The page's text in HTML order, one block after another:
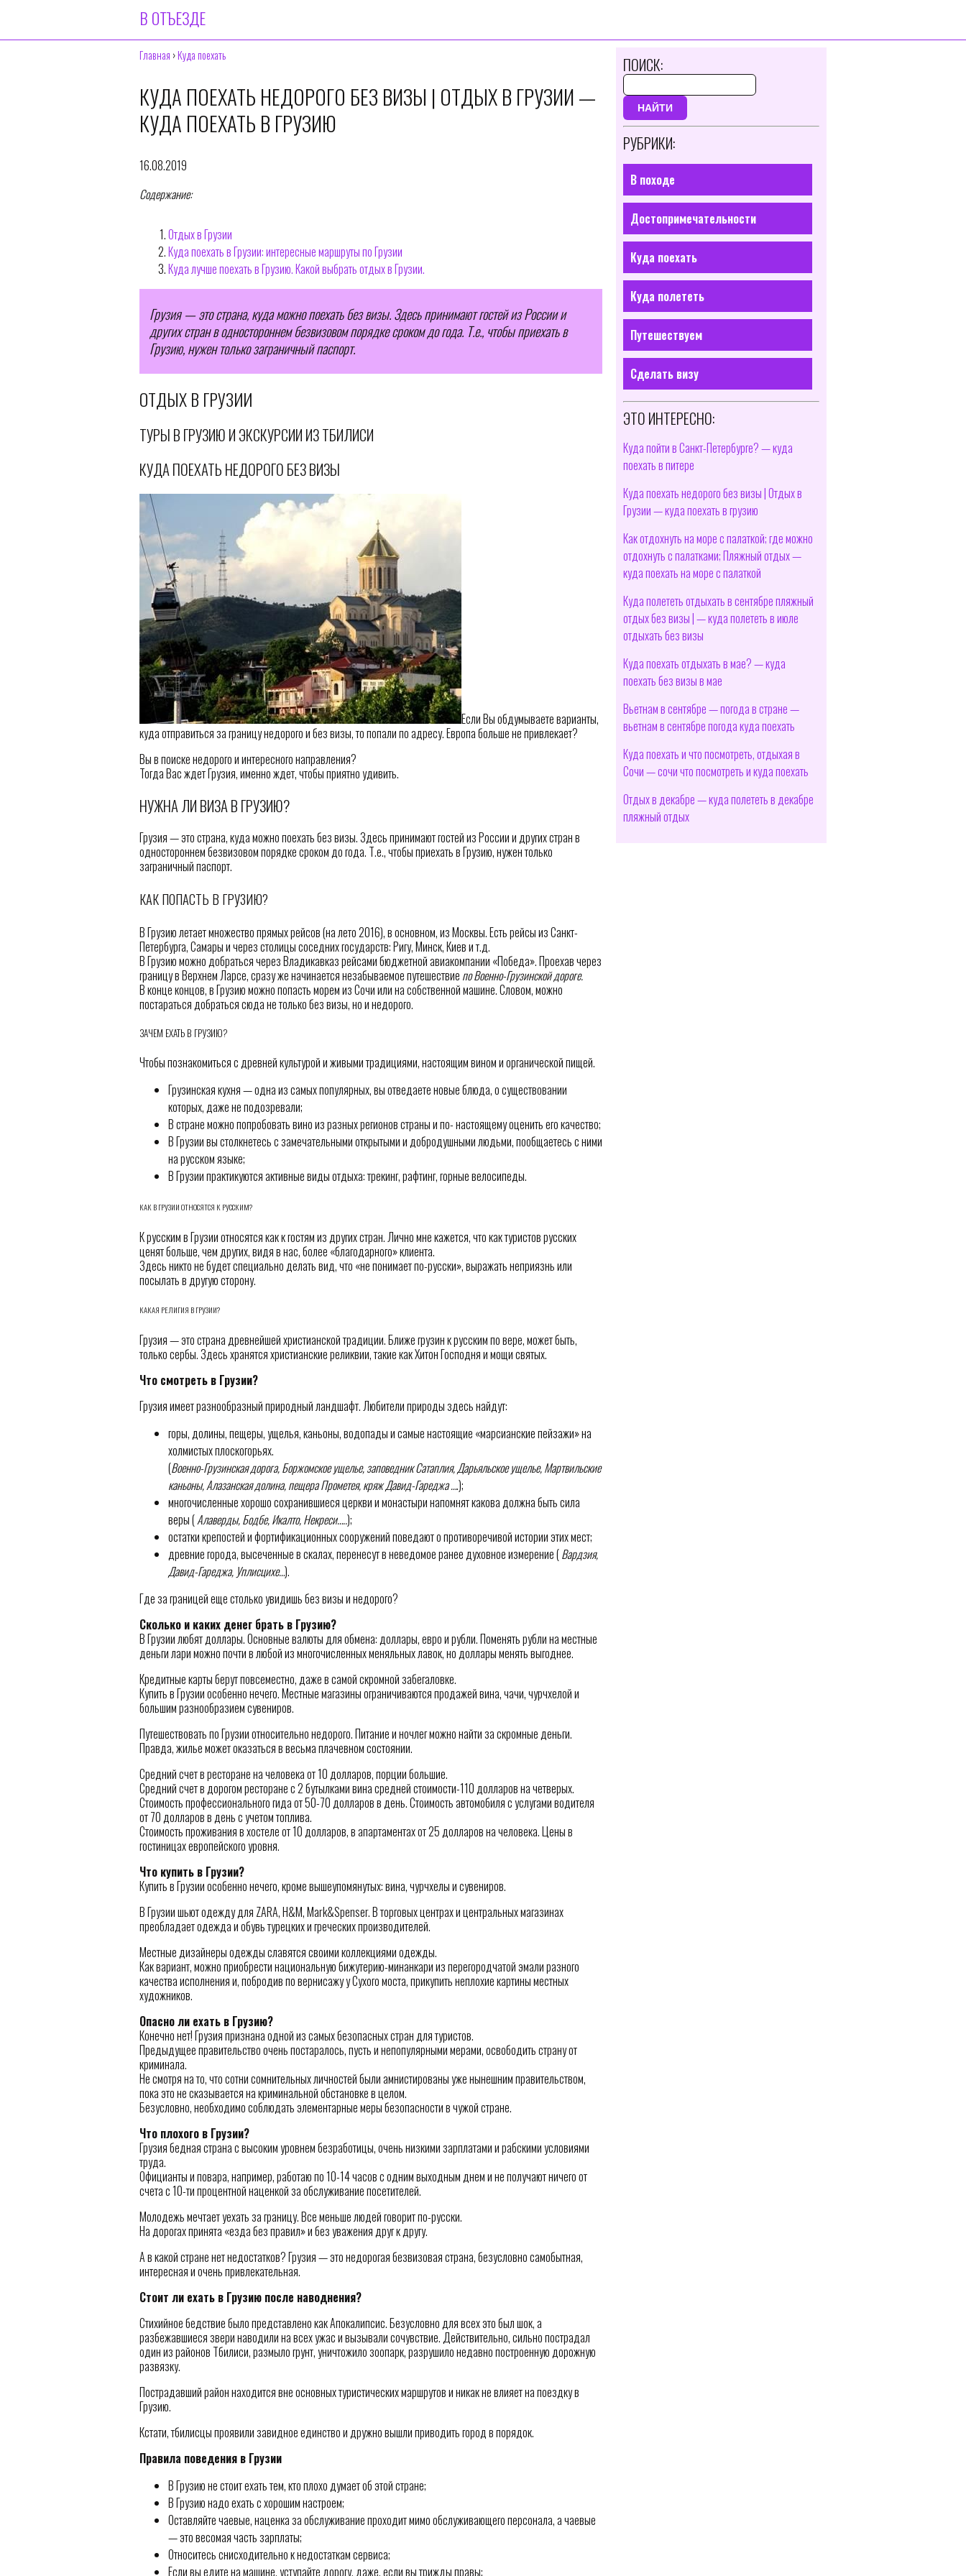
В ОТЪЕЗДЕ
Главная ›Куда поехать
КУДА ПОЕХАТЬ НЕДОРОГО БЕЗ ВИЗЫ | ОТДЫХ В ГРУЗИИ —
КУДА ПОЕХАТЬ В ГРУЗИЮ
16.08.2019
Содержание:
Отдых в Грузии
Куда поехать в Грузии: интересные маршруты по Грузии
Куда лучше поехать в Грузию. Какой выбрать отдых в Грузии.
Грузия — это страна, куда можно поехать без визы. Здесь принимают гостей из России и
других стран в одностороннем безвизовом порядке сроком до года. Т.е., чтобы приехать в
Грузию, нужен только заграничный паспорт.
ОТДЫХ В ГРУЗИИ
ТУРЫ В ГРУЗИЮ И ЭКСКУРСИИ ИЗ ТБИЛИСИ
КУДА ПОЕХАТЬ НЕДОРОГО БЕЗ ВИЗЫ
Если Вы обдумываете варианты,
куда отправиться за границу недорого и без визы, то попали по адресу. Европа больше не привлекает?
Вы в поиске недорого и интересного направления?
Тогда Вас ждет Грузия, именно ждет, чтобы приятно удивить.
НУЖНА ЛИ ВИЗА В ГРУЗИЮ?
Грузия — это страна, куда можно поехать без визы. Здесь принимают гостей из России и других стран в
одностороннем безвизовом порядке сроком до года. Т.е., чтобы приехать в Грузию, нужен только
заграничный паспорт.
КАК ПОПАСТЬ В ГРУЗИЮ?
В Грузию летает множество прямых рейсов (на лето 2016), в основном, из Москвы. Есть рейсы из Санкт-
Петербурга, Самары и через столицы соседних государств: Ригу, Минск, Киев и т.д.
В Грузию можно добраться через Владикавказ рейсами бюджетной авиакомпании «Победа». Проехав через
границу в Верхнем Ларсе, сразу же начинается незабываемое путешествие по Военно-Грузинской дороге.
В конце концов, в Грузию можно попасть морем из Сочи или на собственной машине. Словом, можно
постараться добраться сюда не только без визы, но и недорого.
ЗАЧЕМ ЕХАТЬ В ГРУЗИЮ?
Чтобы познакомиться с древней культурой и живыми традициями, настоящим вином и органической пищей.
Грузинская кухня — одна из самых популярных, вы отведаете новые блюда, о существовании
которых, даже не подозревали;
В стране можно попробовать вино из разных регионов страны и по- настоящему оценить его качество;
В Грузии вы столкнетесь с замечательными открытыми и добродушными людьми, пообщаетесь с ними
на русском языке;
В Грузии практикуются активные виды отдыха: трекинг, рафтинг, горные велосипеды.
КАК В ГРУЗИИ ОТНОСЯТСЯ К РУССКИМ?
К русским в Грузии относятся как к гостям из других стран. Лично мне кажется, что как туристов русских
ценят больше, чем других, видя в нас, более «благодарного» клиента.
Здесь никто не будет специально делать вид, что «не понимает по-русски», выражать неприязнь или
посылать в другую сторону.
КАКАЯ РЕЛИГИЯ В ГРУЗИИ?
Грузия — это страна древнейшей христианской традиции. Ближе грузин к русским по вере, может быть,
только сербы. Здесь хранятся христианские реликвии, такие как Хитон Господня и мощи святых.
Что смотреть в Грузии?
Грузия имеет разнообразный природный ландшафт. Любители природы здесь найдут:
горы, долины, пещеры, ущелья, каньоны, водопады и самые настоящие «марсианские пейзажи» на
холмистых плоскогорьях.
(Военно-Грузинская дорога, Боржомское ущелье, заповедник Сатаплия, Дарьяльское ущелье, Мартвильские
каньоны, Алазанская долина, пещера Прометея, кряж Давид-Гареджа ….);
многочисленные хорошо сохранившиеся церкви и монастыри напомнят какова должна быть сила
веры (Алаверды, Бодбе, Икалто, Некреси…..);
остатки крепостей и фортификационных сооружений поведают о противоречивой истории этих мест;
древние города, высеченные в скалах, перенесут в неведомое ранее духовное измерение (Вардзия,
Давид-Гареджа, Уплисцихе…).
Где за границей еще столько увидишь без визы и недорого?
Сколько и каких денег брать в Грузию?
В Грузии любят доллары. Основные валюты для обмена: доллары, евро и рубли. Поменять рубли на местные
деньги лари можно почти в любой из многочисленных меняльных лавок, но доллары менять выгоднее.
Кредитные карты берут повсеместно, даже в самой скромной забегаловке.
Купить в Грузии особенно нечего. Местные магазины ограничиваются продажей вина, чачи, чурчхелой и
большим разнообразием сувениров.
Путешествовать по Грузии относительно недорого. Питание и ночлег можно найти за скромные деньги.
Правда, жилье может оказаться в весьма плачевном состоянии.
Средний счет в ресторане на человека от 10 долларов, порции большие.
Средний счет в дорогом ресторане с 2 бутылками вина средней стоимости-110 долларов на четверых.
Стоимость профессионального гида от 50-70 долларов в день. Стоимость автомобиля с услугами водителя
от 70 долларов в день с учетом топлива.
Стоимость проживания в хостеле от 10 долларов, в апартаментах от 25 долларов на человека. Цены в
гостиницах европейского уровня.
Что купить в Грузии?
Купить в Грузии особенно нечего, кроме вышеупомянутых: вина, чурчхелы и сувениров.
В Грузии шьют одежду для ZARA, H&M, Mark&Spenser. В торговых центрах и центральных магазинах
преобладает одежда и обувь турецких и греческих производителей.
Местные дизайнеры одежды славятся своими коллекциями одежды.
Как вариант, можно приобрести национальную бижутерию-минанкари из перегородчатой эмали разного
качества исполнения и, побродив по вернисажу у Сухого моста, прикупить неплохие картины местных
художников.
Опасно ли ехать в Грузию?
Конечно нет! Грузия признана одной из самых безопасных стран для туристов.
Предыдущее правительство очень постаралось, пусть и непопулярными мерами, освободить страну от
криминала.
Не смотря на то, что сотни сомнительных личностей были амнистированы уже нынешним правительством,
пока это не сказывается на криминальной обстановке в целом.
Безусловно, необходимо соблюдать элементарные меры безопасности в чужой стране.
Что плохого в Грузии?
Грузия бедная страна с высоким уровнем безработицы, очень низкими зарплатами и рабскими условиями
труда.
Официанты и повара, например, работаю по 10-14 часов с одним выходным днем и не получают ничего от
счета с 10-ти процентной наценкой за обслуживание посетителей.
Молодежь мечтает уехать за границу. Все меньше людей говорит по-русски.
На дорогах принята «езда без правил» и без уважения друг к другу.
А в какой стране нет недостатков? Грузия — это недорогая безвизовая страна, безусловно самобытная,
интересная и очень привлекательная.
Стоит ли ехать в Грузию после наводнения?
Стихийное бедствие было представлено как Апокалипсис. Безусловно для всех это был шок, а
разбежавшиеся звери наводили на всех ужас и вызывали сочувствие. Действительно, сильно пострадал
один из районов Тбилиси, размыло грунт, уничтожило зоопарк, разрушило недавно построенную дорожную
развязку.
Пострадавший район находится вне основных туристических маршрутов и никак не влияет на поездку в
Грузию.
Кстати, тбилисцы проявили завидное единство и дружно вышли приводить город в порядок.
Правила поведения в Грузии
В Грузию не стоит ехать тем, кто плохо думает об этой стране;
В Грузию надо ехать с хорошим настроем;
Оставляйте чаевые, наценка за обслуживание проходит мимо обслуживающего персонала, а чаевые
— это весомая часть зарплаты;
Относитесь снисходительно к недостаткам сервиса;
Если вы едите на машине, уступайте дорогу, даже, если вы трижды правы;
ПОИСК:
НАЙТИ
РУБРИКИ:
В походе
Достопримечательности
Куда поехать
Куда полететь
Путешествуем
Сделать визу
ЭТО ИНТЕРЕСНО:
Куда пойти в Санкт-Петербурге? — куда
поехать в питере
Куда поехать недорого без визы | Отдых в
Грузии — куда поехать в грузию
Как отдохнуть на море с палаткой; где можно
отдохнуть с палатками; Пляжный отдых —
куда поехать на море с палаткой
Куда полететь отдыхать в сентябре пляжный
отдых без визы | — куда полететь в июле
отдыхать без визы
Куда поехать отдыхать в мае? — куда
поехать без визы в мае
Вьетнам в сентябре — погода в стране —
вьетнам в сентябре погода куда поехать
Куда поехать и что посмотреть, отдыхая в
Сочи — сочи что посмотреть и куда поехать
Отдых в декабре — куда полететь в декабре
пляжный отдых